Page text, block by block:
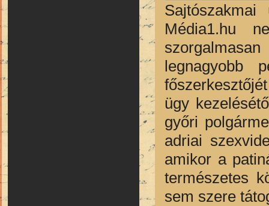
Média1.hu
legnagyobb
ügy
győri
adriai
amikor a
természetes
sem szere